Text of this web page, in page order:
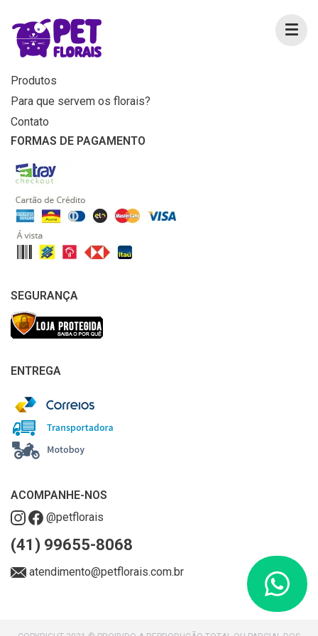
MENU
Home
Produtos
Para que servem os florais?
Contato
FORMAS DE PAGAMENTO
SEGURANÇA
ENTREGA
ACOMPANHE-NOS
@petflorais
(41) 99655-8068
atendimento@petflorais.com.br